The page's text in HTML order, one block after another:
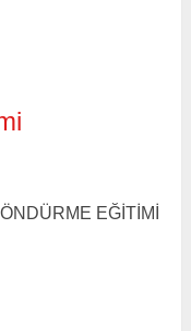
EĞİTİMİ